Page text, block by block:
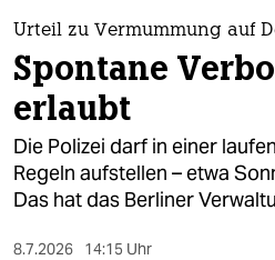
themen
politik
öko
gesellschaft
Urteil zu Vermummung auf
Spontane
erlaubt
Die Polizei darf in einer
Regeln aufstellen – etwa
Das hat das Berliner
8.7.2026 14:15 Uhr